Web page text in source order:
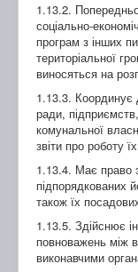
1.13.2.
соціально-
програм з інших
територіальної
виносяться на
1.13.3. Координує
ради,
комунальної
звіти про роботу
1.13.4. Має право
підпорядкованих
також їх
1.13.5. Здійснює
повноважень між
виконавчими